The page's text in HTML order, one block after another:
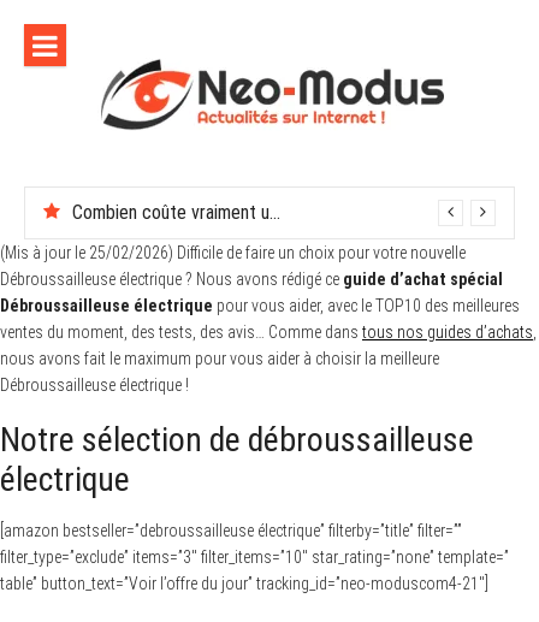
contenu
Combien coûte vraiment une soirée de récompenses en entreprise
En finir avec les moustiques cet été
(Mis à jour le 25/02/2026) Difficile de faire un choix pour votre nouvelle
Débroussailleuse électrique ? Nous avons rédigé ce guide d’achat spécial
Débroussailleuse électrique pour vous aider, avec le TOP10 des meilleures
ventes du moment, des tests, des avis… Comme dans tous nos guides d’achats
nous avons fait le maximum pour vous aider à choisir la meilleure
Débroussailleuse électrique !
Notre sélection de débroussailleuse
électrique
[amazon bestseller=”debroussailleuse électrique” filterby=”title” filter=””
filter_type=”exclude” items=”3″ filter_items=”10″ star_rating=”none” template=”
table” button_text=”Voir l’offre du jour” tracking_id=”neo-moduscom4-21″]